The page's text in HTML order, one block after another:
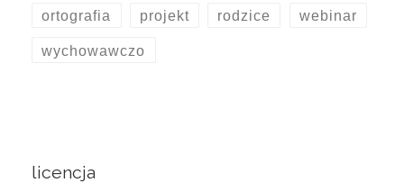
ortografia projekt rodzice webinar
wychowawczo
licencja